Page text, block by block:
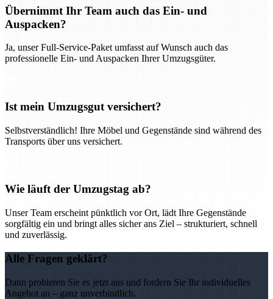
Übernimmt Ihr Team auch das Ein- und
Auspacken?
Ja, unser Full-Service-Paket umfasst auf Wunsch auch das
professionelle Ein- und Auspacken Ihrer Umzugsgüter.
Ist mein Umzugsgut versichert?
Selbstverständlich! Ihre Möbel und Gegenstände sind während des
Transports über uns versichert.
Wie läuft der Umzugstag ab?
Unser Team erscheint pünktlich vor Ort, lädt Ihre Gegenstände
sorgfältig ein und bringt alles sicher ans Ziel – strukturiert, schnell
und zuverlässig.
Alle Fragen geklärt?
Dann probieren Sie es jetzt aus und fordern Sie Ihr individuelles
Angebot an – ganz unverbindlich.